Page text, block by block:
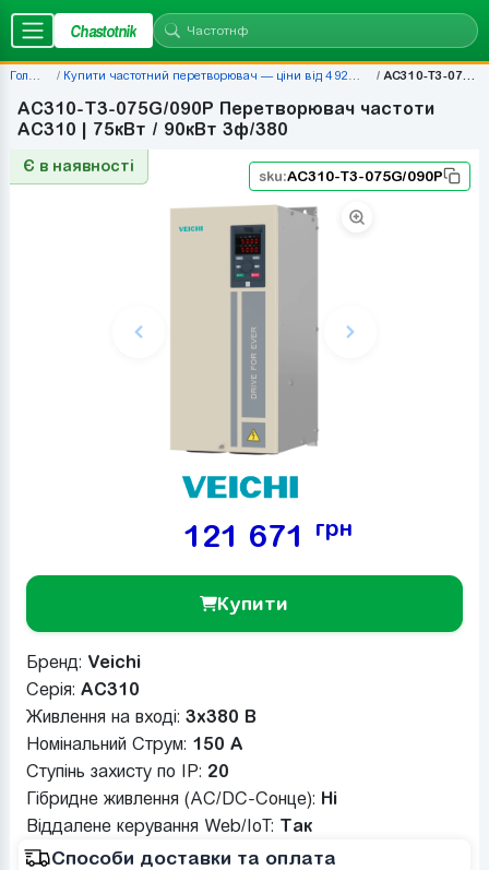
Chastotnik
Купити частотний перетворювач — ціни від 4 920 грн | Chastotnik.ua AC310-T3-075G/090P
AC310-T3-075G/090P Перетворювач частоти
AC310 | 75кВт / 90кВт 3ф/380
Є в наявності
sku:AC310-T3-075G/090P
121 671 грн
Купити
Бренд: Veichi
Серія: AC310
Живлення на вході: 3x380 В
Номінальний Струм: 150 A
Ступінь захисту по IP: 20
Гібридне живлення (AC/DC-Сонце): Ні
Віддалене керування Web/IoT: Так
Способи доставки та оплата